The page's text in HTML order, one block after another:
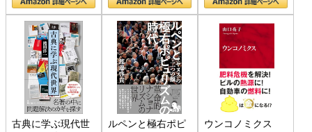
書)
古典に学ぶ現代世
ルペンと極右ポピ
ウンコノミクス